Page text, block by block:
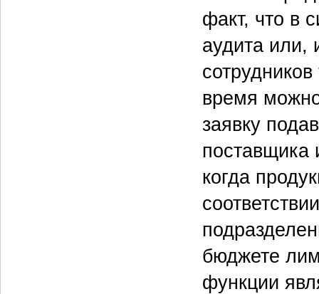
факт, что в
аудита или,
время
заявку
поставщика
когда
бюджете
функции